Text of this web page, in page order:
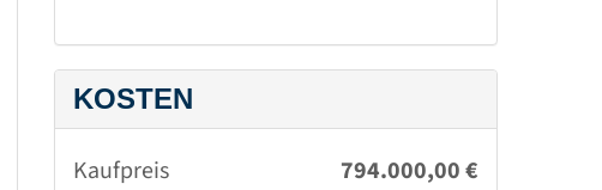
KOSTEN
Kaufpreis
794.000,00 €